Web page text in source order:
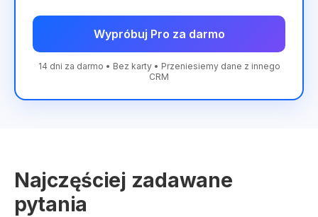
Wypróbuj Pro za darmo
14 dni za darmo • Bez karty • Przeniesiemy dane z innego
CRM
Najczęściej zadawane
pytania